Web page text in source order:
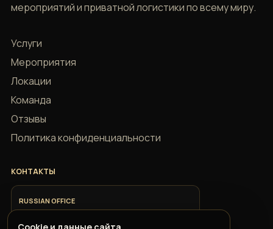
мероприятий и приватной логистики по всему миру.
Услуги
Мероприятия
Локации
Команда
Отзывы
Политика конфиденциальности
КОНТАКТЫ
RUSSIAN OFFICE
+7 918 685 9883